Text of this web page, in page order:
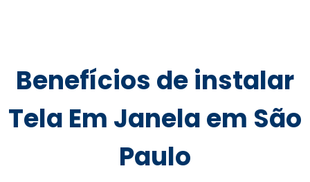
Benefícios de instalar
Tela Em Janela em São
Paulo